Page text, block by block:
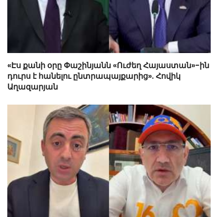
«Էս քանի օրը Փաշինյանն «Ուժեղ Հայաստան»-ին
դուրս է հանելու ընտրապայքարից». Հովիկ
Աղազարյան